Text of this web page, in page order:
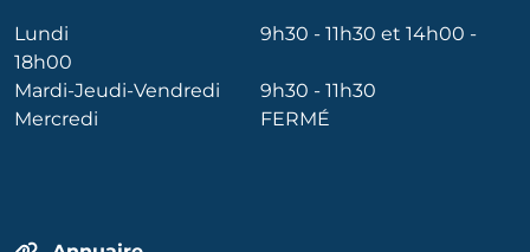
Lundi
9h30 - 11h30 et 14h00 -
18h00
Mardi-Jeudi-Vendredi
9h30 - 11h30
Mercredi
FERMÉ